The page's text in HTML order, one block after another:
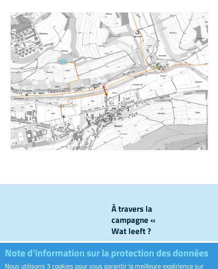
Note d'information sur la protection des données
Nous utilisons 3 cookies pour vous garantir la meilleure expérience sur
À travers la
campagne «
Wat leeft ?
», nous
levons le
voile sur ce